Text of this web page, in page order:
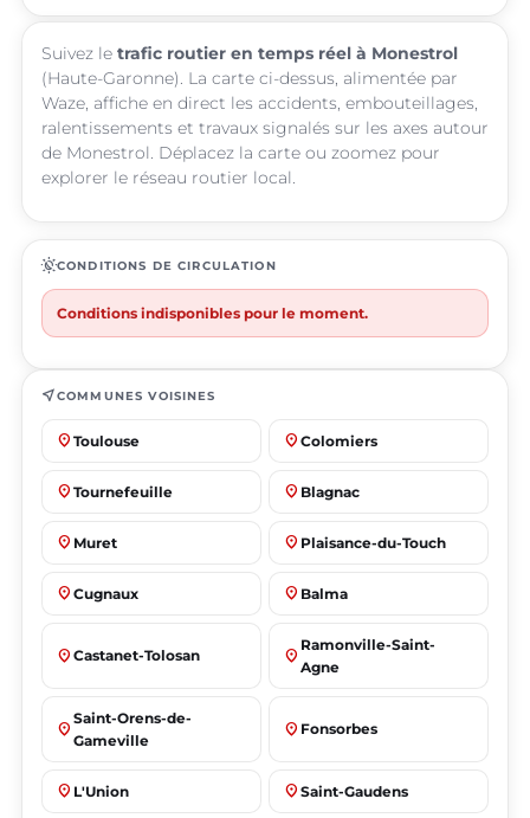
Suivez le trafic routier en temps réel à Monestrol
(Haute-Garonne). La carte ci-dessus, alimentée par
Waze, affiche en direct les accidents, embouteillages,
ralentissements et travaux signalés sur les axes autour
de Monestrol. Déplacez la carte ou zoomez pour
explorer le réseau routier local.
routineCONDITIONS DE CIRCULATION
Conditions indisponibles pour le moment.
near_meCOMMUNES VOISINES
place Toulouse place Colomiers
place Tournefeuille place Blagnac
place Muret place Plaisance-du-Touch
place Cugnaux place Balma
place Castanet-Tolosan place
Ramonville-Saint-
Agne
place
Saint-Orens-de-
Gameville
place Fonsorbes
place L'Union place Saint-Gaudens